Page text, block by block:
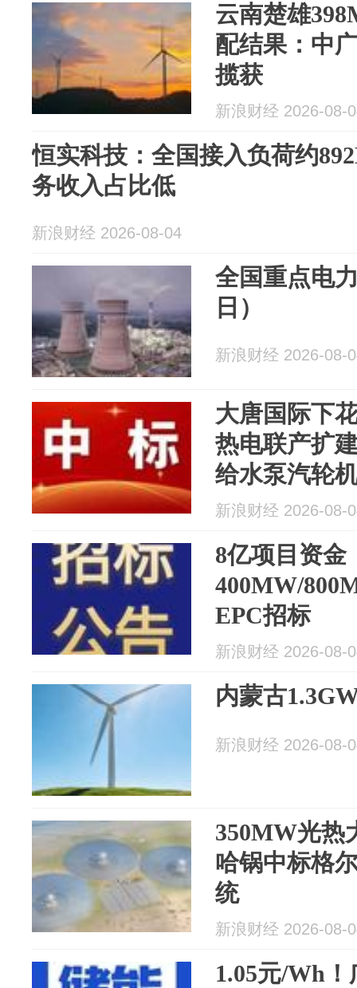
云南楚雄
配结果：中
揽获
新浪财经 2026-08-
恒实科技：全国接入负荷约
务收入占比低
新浪财经 2026-08-04
全国重点电
日）
新浪财经 2026-08-
大唐国际下
热电联产扩
给水泵汽轮
（汽泵）...
新浪财经 2026-08-
8亿项目资金
400MW/
EPC招标
新浪财经 2026-08-
内蒙古
新浪财经 2026-08-
350MW光热
哈锅中标格
统
新浪财经 2026-08-
1.05元/Wh！